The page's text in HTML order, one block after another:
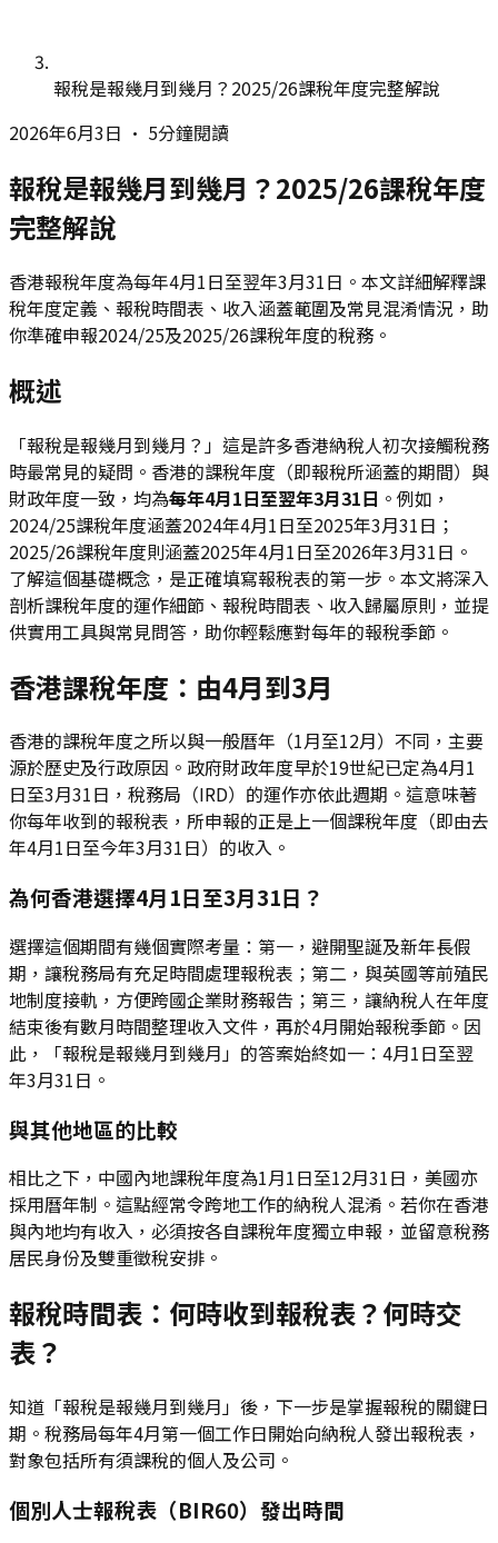
報稅是報幾月到幾月？2025/26課稅年度完整解說
2026年6月3日 • 5分鐘閱讀
報稅是報幾月到幾月？2025/26課稅年度
完整解說
香港報稅年度為每年4月1日至翌年3月31日。本文詳細解釋課
稅年度定義、報稅時間表、收入涵蓋範圍及常見混淆情況，助
你準確申報2024/25及2025/26課稅年度的稅務。
概述
「報稅是報幾月到幾月？」這是許多香港納稅人初次接觸稅務
時最常見的疑問。香港的課稅年度（即報稅所涵蓋的期間）與
財政年度一致，均為每年4月1日至翌年3月31日 。例如，
2024/25課稅年度涵蓋2024年4月1日至2025年3月31日；
2025/26課稅年度則涵蓋2025年4月1日至2026年3月31日。
了解這個基礎概念，是正確填寫報稅表的第一步。本文將深入
剖析課稅年度的運作細節、報稅時間表、收入歸屬原則，並提
供實用工具與常見問答，助你輕鬆應對每年的報稅季節。
香港課稅年度：由4月到3月
香港的課稅年度之所以與一般曆年（1月至12月）不同，主要
源於歷史及行政原因。政府財政年度早於19世紀已定為4月1
日至3月31日，稅務局（IRD）的運作亦依此週期。這意味著
你每年收到的報稅表，所申報的正是上一個課稅年度（即由去
年4月1日至今年3月31日）的收入。
為何香港選擇4月1日至3月31日？
選擇這個期間有幾個實際考量：第一，避開聖誕及新年長假
期，讓稅務局有充足時間處理報稅表；第二，與英國等前殖民
地制度接軌，方便跨國企業財務報告；第三，讓納稅人在年度
結束後有數月時間整理收入文件，再於4月開始報稅季節。因
此，「報稅是報幾月到幾月」的答案始終如一：4月1日至翌
年3月31日。
與其他地區的比較
相比之下，中國內地課稅年度為1月1日至12月31日，美國亦
採用曆年制。這點經常令跨地工作的納稅人混淆。若你在香港
與內地均有收入，必須按各自課稅年度獨立申報，並留意稅務
居民身份及雙重徵稅安排。
報稅時間表：何時收到報稅表？何時交
表？
知道「報稅是報幾月到幾月」後，下一步是掌握報稅的關鍵日
期。稅務局每年4月第一個工作日開始向納稅人發出報稅表，
對象包括所有須課稅的個人及公司。
個別人士報稅表（BIR60）發出時間